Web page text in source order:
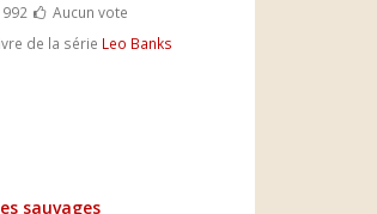
Aucun vote
de la série Leo Banks
sauvages